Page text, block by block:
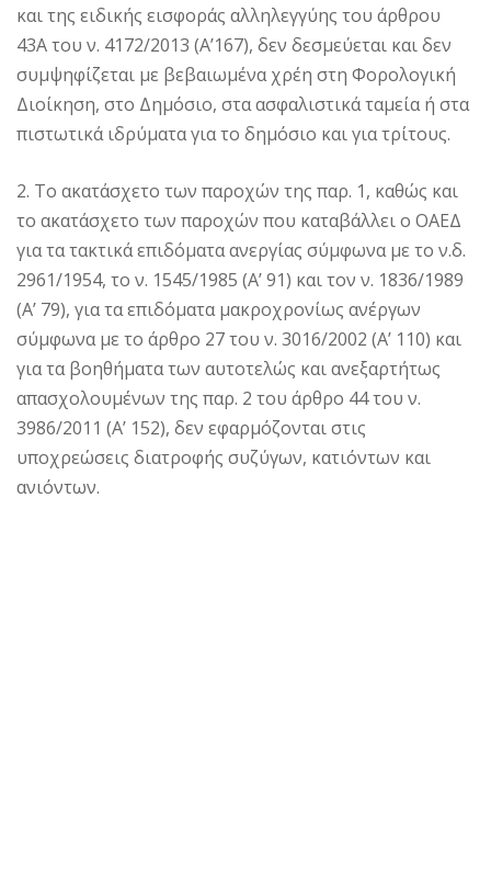
και της ειδικής εισφοράς αλληλεγγύης του άρθρου
43Α του ν. 4172/2013 (Α’167), δεν δεσμεύεται και δεν
συμψηφίζεται με βεβαιωμένα χρέη στη Φορολογική
Διοίκηση, στο Δημόσιο, στα ασφαλιστικά ταμεία ή στα
πιστωτικά ιδρύματα για το δημόσιο και για τρίτους.
2. Το ακατάσχετο των παροχών της παρ. 1, καθώς και
το ακατάσχετο των παροχών που καταβάλλει ο ΟΑΕΔ
για τα τακτικά επιδόματα ανεργίας σύμφωνα με το ν.δ.
2961/1954, το ν. 1545/1985 (Α’ 91) και τον ν. 1836/1989
(Α’ 79), για τα επιδόματα μακροχρονίως ανέργων
σύμφωνα με το άρθρο 27 του ν. 3016/2002 (Α’ 110) και
για τα βοηθήματα των αυτοτελώς και ανεξαρτήτως
απασχολουμένων της παρ. 2 του άρθρο 44 του ν.
3986/2011 (Α’ 152), δεν εφαρμόζονται στις
υποχρεώσεις διατροφής συζύγων, κατιόντων και
ανιόντων.